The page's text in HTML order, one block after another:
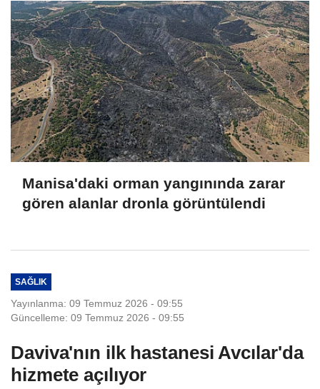
Manisa'daki orman yangınında zarar
gören alanlar dronla görüntülendi
SAĞLIK
Yayınlanma: 09 Temmuz 2026 - 09:55
Güncelleme: 09 Temmuz 2026 - 09:55
Daviva'nın ilk hastanesi Avcılar'da
hizmete açılıyor